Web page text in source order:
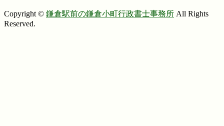
Copyright © 鎌倉駅前の鎌倉小町行政書士事務所 All Rights
Reserved.